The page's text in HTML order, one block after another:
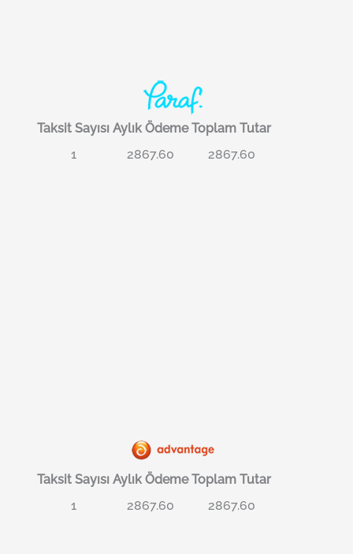
Taksit Sayısı Aylık Ödeme Toplam Tutar
1
2867.60 2867.60
Taksit Sayısı Aylık Ödeme Toplam Tutar
1
2867.60 2867.60